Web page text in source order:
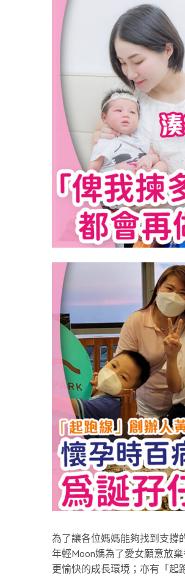
為了讓各位媽媽能夠找到支撐
年輕Moon媽為了愛女願意放
更愉快的成長環境；亦有「起